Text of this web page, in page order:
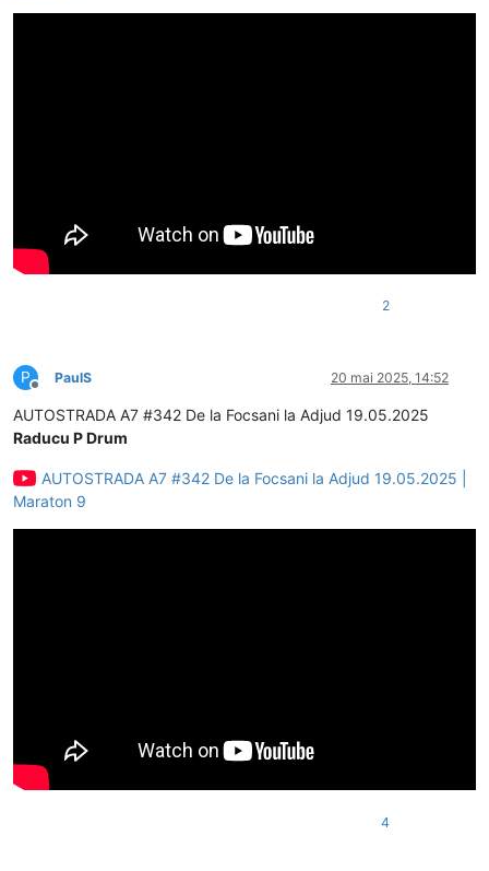
2
P
Deconectat
PaulS 20 mai 2025, 14:52
AUTOSTRADA A7 #342 De la Focsani la Adjud 19.05.2025
Raducu P Drum
AUTOSTRADA A7 #342 De la Focsani la Adjud 19.05.2025 |
Maraton 9
4